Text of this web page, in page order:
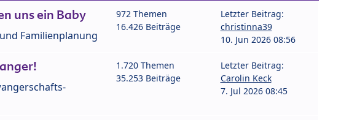
uns ein Baby
Familienplanung
972 Themen
16.426 Beiträge
Letzter Beitrag:
christinna39
10. Jun 2026 08:56
1.720 Themen
35.253 Beiträge
Letzter Beitrag:
Carolin Keck
7. Jul 2026 08:45